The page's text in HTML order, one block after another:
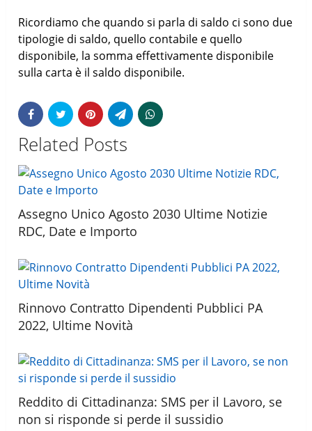
Ricordiamo che quando si parla di saldo ci sono due
tipologie di saldo, quello contabile e quello
disponibile, la somma effettivamente disponibile
sulla carta è il saldo disponibile.
Related Posts
Assegno Unico Agosto 2030 Ultime Notizie
RDC, Date e Importo
Rinnovo Contratto Dipendenti Pubblici PA
2022, Ultime Novità
Reddito di Cittadinanza: SMS per il Lavoro, se
non si risponde si perde il sussidio